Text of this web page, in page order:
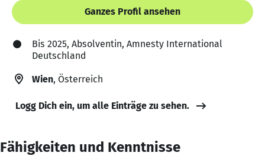
Ganzes Profil ansehen
Bis 2025, Absolventin, Amnesty International
Deutschland
Wien, Österreich
Logg Dich ein, um alle Einträge zu sehen.
Fähigkeiten und Kenntnisse